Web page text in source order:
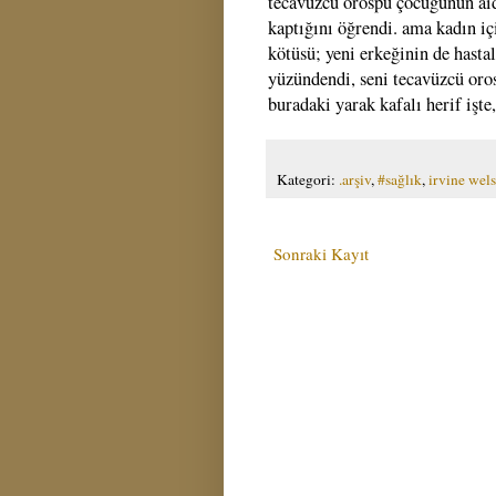
kaptığını öğrendi. ama
kötüsü; yeni erkeğinin de
yüzündendi, seni tecavüzcü
buradaki yarak kafalı herif
Kategori: .arşiv,#sağlık,irvine
Sonraki Kayıt